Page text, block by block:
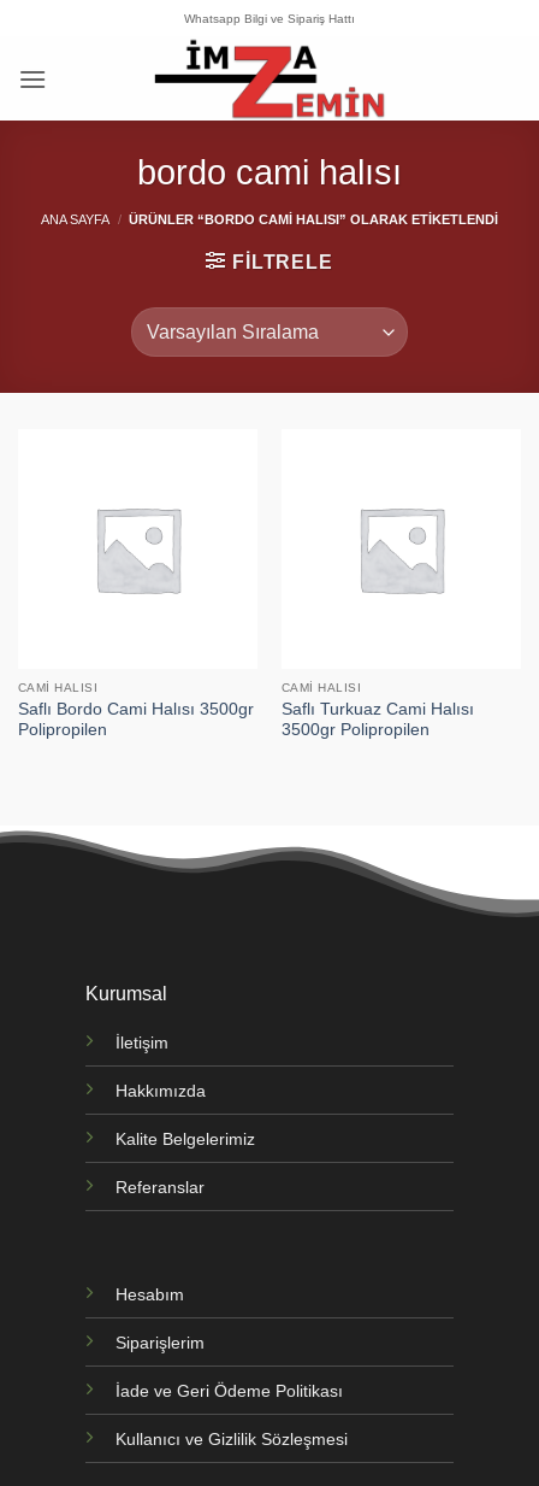
Whatsapp Bilgi ve Sipariş Hattı
bordo cami halısı
ANA SAYFA / ÜRÜNLER “BORDO CAMI HALISI” OLARAK ETIKETLENDI
FILTRELE
CAMI HALISI
Saflı Bordo Cami Halısı 3500gr
Polipropilen
CAMI HALISI
Saflı Turkuaz Cami Halısı
3500gr Polipropilen
Kurumsal
İletişim
Hakkımızda
Kalite Belgelerimiz
Referanslar
Hesabım
Siparişlerim
İade ve Geri Ödeme Politikası
Kullanıcı ve Gizlilik Sözleşmesi